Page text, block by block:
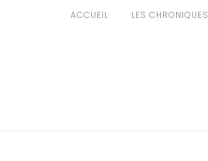
ACCUEIL LES CHRONIQUES